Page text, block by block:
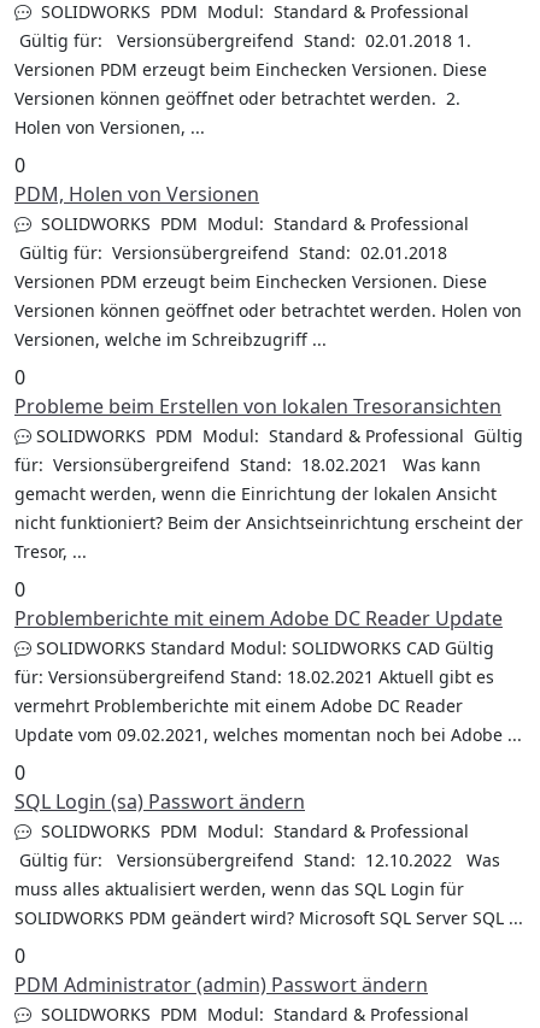
SOLIDWORKS PDM Modul: Standard & Professional
Gültig für: Versionsübergreifend Stand: 02.01.2018 1.
Versionen PDM erzeugt beim Einchecken Versionen. Diese
Versionen können geöffnet oder betrachtet werden. 2.
Holen von Versionen, ...
0
PDM, Holen von Versionen
SOLIDWORKS PDM Modul: Standard & Professional
Gültig für: Versionsübergreifend Stand: 02.01.2018
Versionen PDM erzeugt beim Einchecken Versionen. Diese
Versionen können geöffnet oder betrachtet werden. Holen von
Versionen, welche im Schreibzugriff ...
0
Probleme beim Erstellen von lokalen Tresoransichten
SOLIDWORKS PDM Modul: Standard & Professional Gültig
für: Versionsübergreifend Stand: 18.02.2021 Was kann
gemacht werden, wenn die Einrichtung der lokalen Ansicht
nicht funktioniert? Beim der Ansichtseinrichtung erscheint der
Tresor, ...
0
Problemberichte mit einem Adobe DC Reader Update
SOLIDWORKS Standard Modul: SOLIDWORKS CAD Gültig
für: Versionsübergreifend Stand: 18.02.2021 Aktuell gibt es
vermehrt Problemberichte mit einem Adobe DC Reader
Update vom 09.02.2021, welches momentan noch bei Adobe ...
0
SQL Login (sa) Passwort ändern
SOLIDWORKS PDM Modul: Standard & Professional
Gültig für: Versionsübergreifend Stand: 12.10.2022 Was
muss alles aktualisiert werden, wenn das SQL Login für
SOLIDWORKS PDM geändert wird? Microsoft SQL Server SQL ...
0
PDM Administrator (admin) Passwort ändern
SOLIDWORKS PDM Modul: Standard & Professional